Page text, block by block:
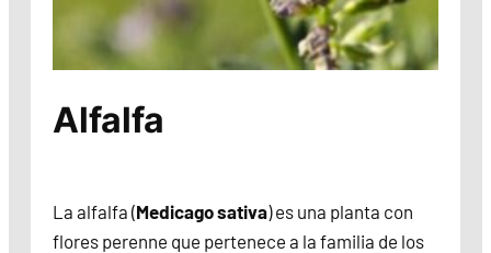
Alfalfa
La alfalfa (Medicago sativa) es una planta con
flores perenne que pertenece a la familia de los